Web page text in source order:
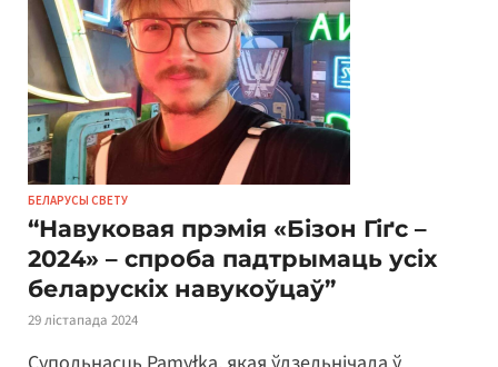
БЕЛАРУСЫ СВЕТУ
“Навуковая прэмія «Бізон Гіґс –
2024» – спроба падтрымаць усіх
беларускіх навукоўцаў”
29 лістапада 2024